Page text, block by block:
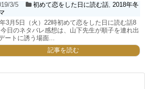
3/5 初めて恋をした日に読む話, 2018年冬
3月5日（火）22時初めて恋をした日に読む話8
日のネタバレ感想は、山下先生が順子を連れ出
ートに誘う場面...
記事を読む